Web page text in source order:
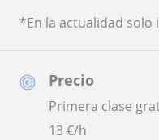
Precio
Primera clase
13 €/h
*En la actualidad solo